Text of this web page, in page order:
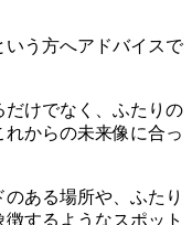
いう方へアドバイスで
けでなく、ふたりの
からの未来像に合っ
ある場所や、ふたり
するようなスポット